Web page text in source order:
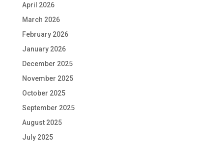
April 2026
March 2026
February 2026
January 2026
December 2025
November 2025
October 2025
September 2025
August 2025
July 2025